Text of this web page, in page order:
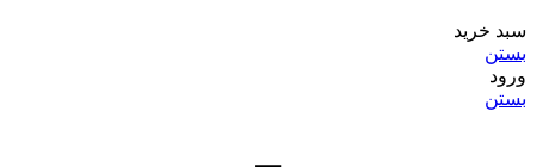
سبد خرید
بستن
ورود
بستن